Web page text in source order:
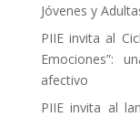
Jóvenes y
PIIE invita al
Emociones”:
afectivo
PIIE invita al